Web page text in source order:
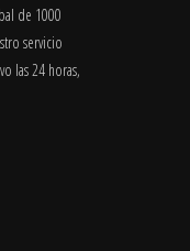
de 1000
servicio
las 24 horas,